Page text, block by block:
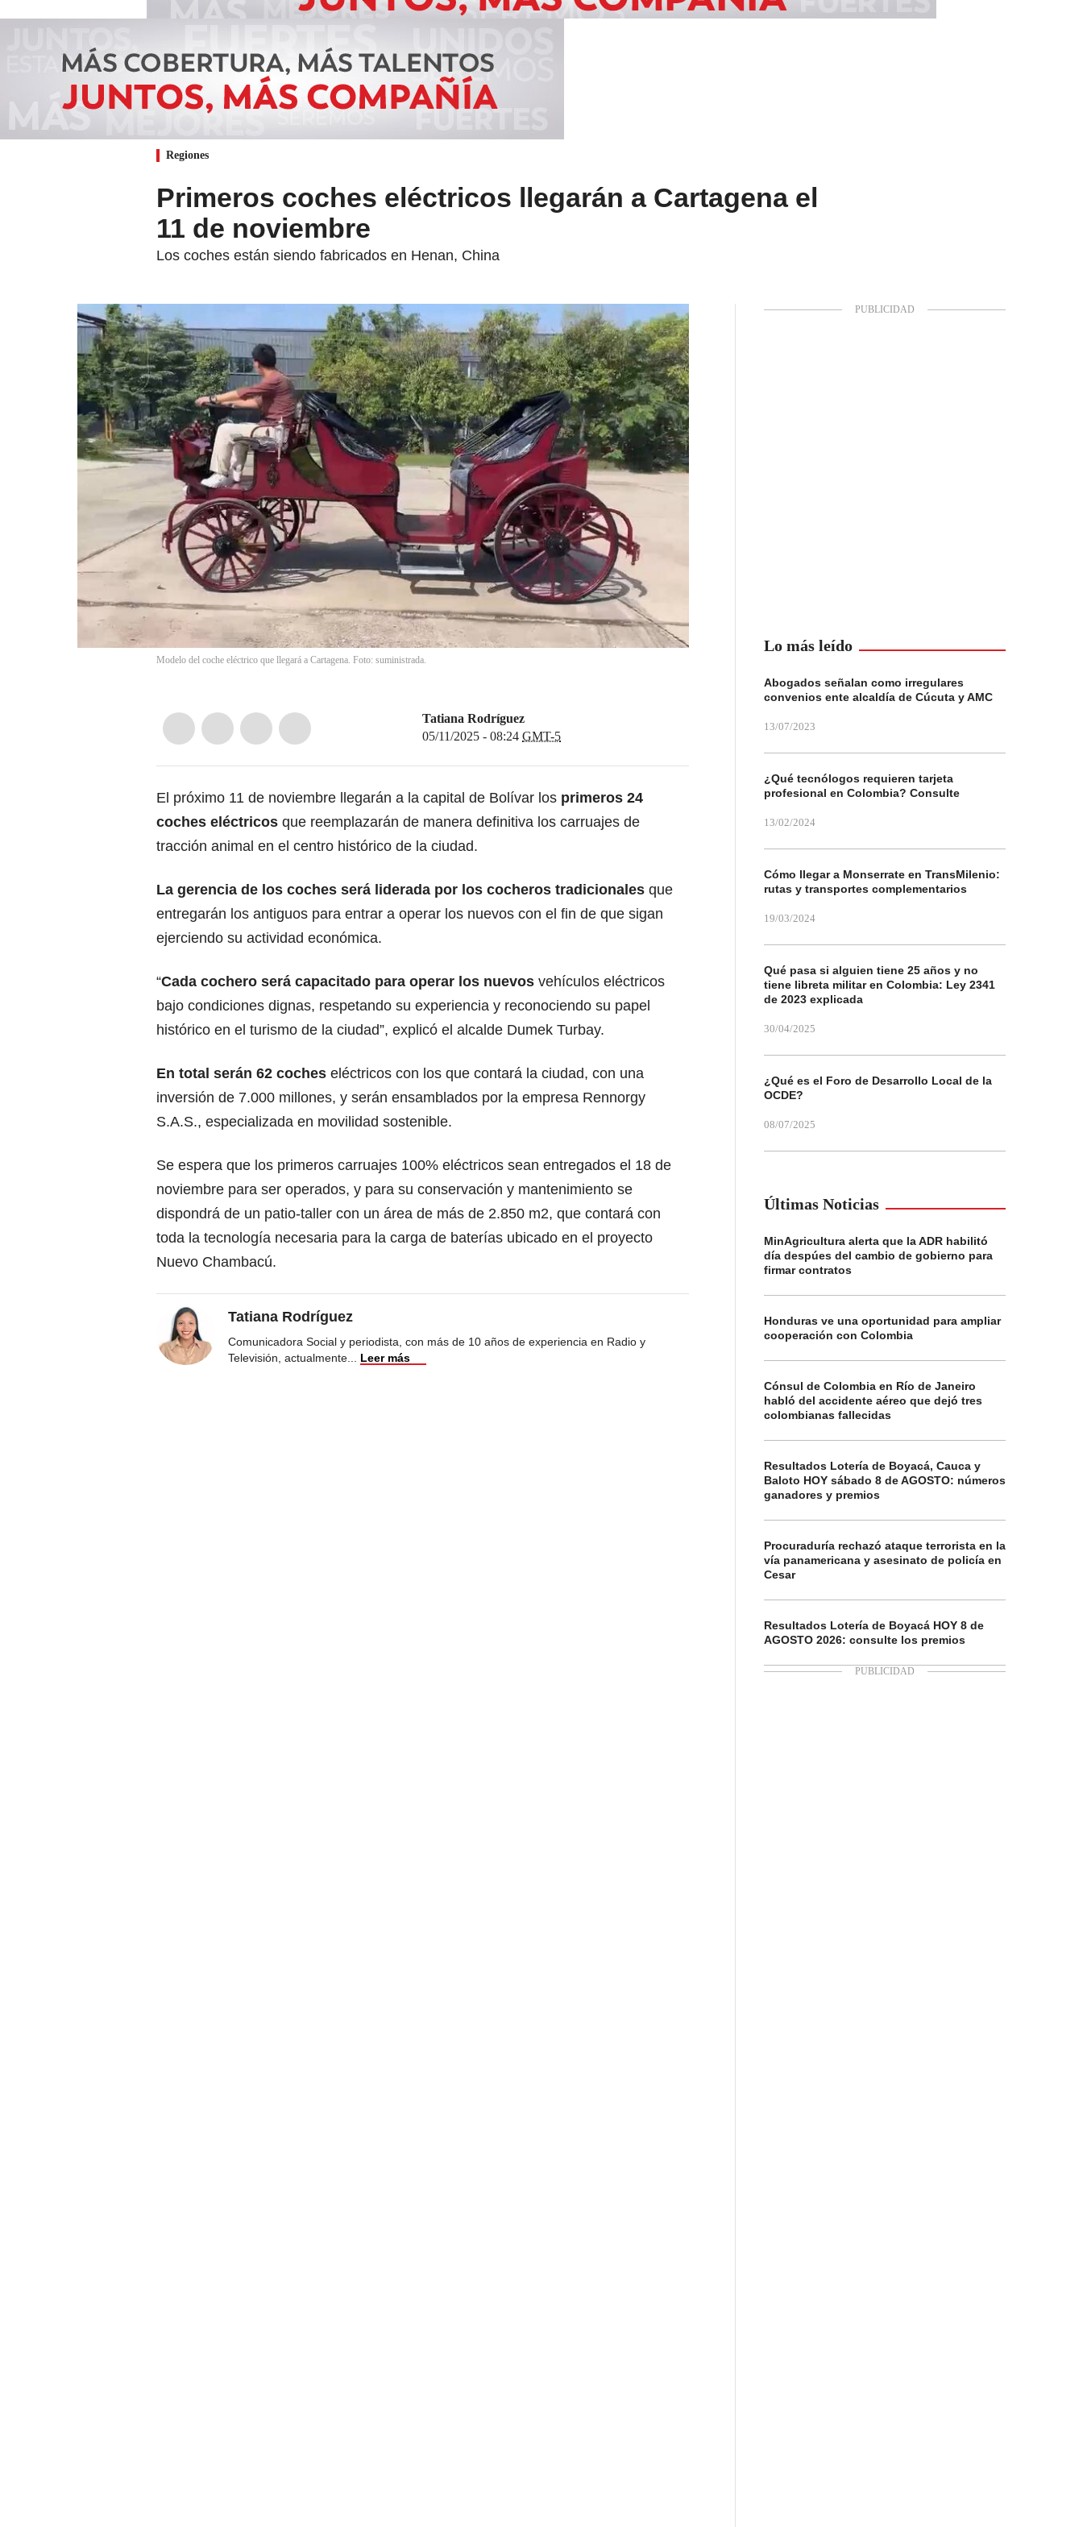
Regiones
Primeros coches eléctricos llegarán a Cartagena el
11 de noviembre
Los coches están siendo fabricados en Henan, China
Modelo del coche eléctrico que llegará a Cartagena. Foto: suministrada.
Tatiana Rodríguez
05/11/2025 - 08:24 GMT-5
El próximo 11 de noviembre llegarán a la capital de Bolívar los primeros 24
coches eléctricos que reemplazarán de manera definitiva los carruajes de
tracción animal en el centro histórico de la ciudad.
La gerencia de los coches será liderada por los cocheros tradicionales que
entregarán los antiguos para entrar a operar los nuevos con el fin de que sigan
ejerciendo su actividad económica.
“Cada cochero será capacitado para operar los nuevos vehículos eléctricos
bajo condiciones dignas, respetando su experiencia y reconociendo su papel
histórico en el turismo de la ciudad”, explicó el alcalde Dumek Turbay.
En total serán 62 coches eléctricos con los que contará la ciudad, con una
inversión de 7.000 millones, y serán ensamblados por la empresa Rennorgy
S.A.S., especializada en movilidad sostenible.
Se espera que los primeros carruajes 100% eléctricos sean entregados el 18 de
noviembre para ser operados, y para su conservación y mantenimiento se
dispondrá de un patio-taller con un área de más de 2.850 m2, que contará con
toda la tecnología necesaria para la carga de baterías ubicado en el proyecto
Nuevo Chambacú.
Tatiana Rodríguez
Comunicadora Social y periodista, con más de 10 años de experiencia en Radio y
Televisión, actualmente
Leer más
Lo más leído
Abogados señalan como irregulares
convenios ente alcaldía de Cúcuta y AMC
13/07/2023
¿Qué tecnólogos requieren tarjeta
profesional en Colombia? Consulte
13/02/2024
Cómo llegar a Monserrate en TransMilenio:
rutas y transportes complementarios
19/03/2024
Qué pasa si alguien tiene 25 años y no
tiene libreta militar en Colombia: Ley 2341
de 2023 explicada
30/04/2025
¿Qué es el Foro de Desarrollo Local de la
OCDE?
08/07/2025
Últimas Noticias
MinAgricultura alerta que la ADR habilitó
día despúes del cambio de gobierno para
firmar contratos
Honduras ve una oportunidad para ampliar
cooperación con Colombia
Cónsul de Colombia en Río de Janeiro
habló del accidente aéreo que dejó tres
colombianas fallecidas
Resultados Lotería de Boyacá, Cauca y
Baloto HOY sábado 8 de AGOSTO: números
ganadores y premios
Procuraduría rechazó ataque terrorista en la
vía panamericana y asesinato de policía en
Cesar
Resultados Lotería de Boyacá HOY 8 de
AGOSTO 2026: consulte los premios